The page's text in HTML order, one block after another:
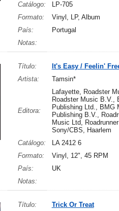
Catálogo:
LP-705
Formato:
Vinyl, LP, Album
País:
Portugal
Notas:
Título:
It's Easy / Feelin'
Artista:
Tamsin*
Editora:
Lafayette, Roadster
Roadster Music B.V.,
Publishing Ltd., BMG
Publishing B.V.,
Music Ltd,
Sony/CBS, Haarlem
Catálogo:
LA 2412 6
Formato:
Vinyl, 12", 45 RPM
País:
UK
Notas:
Título: Trick Or Treat